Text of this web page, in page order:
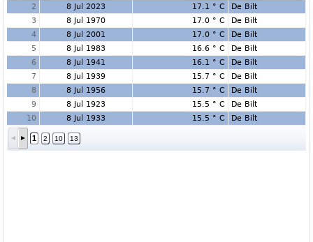
2
8 Jul 2023 17.1 ° C
De Bilt
3
8 Jul 1970 17.0 ° C
De Bilt
4
8 Jul 2001 17.0 ° C
De Bilt
5
8 Jul 1983 16.6 ° C
De Bilt
6
8 Jul 1941 16.1 ° C
De Bilt
7
8 Jul 1939 15.7 ° C
De Bilt
8
8 Jul 1956 15.7 ° C
De Bilt
9
8 Jul 1923 15.5 ° C
De Bilt
10
8 Jul 1933 15.5 ° C De Bilt
1 2 10 13